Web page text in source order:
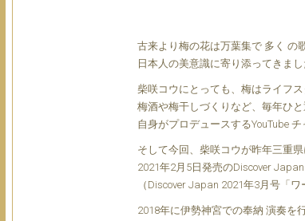
古来より梅の花は万葉集で 多く の
日本人の美意識に寄り添ってきまし
柴咲コウにとっても、梅はライフ
梅酒や梅干しづくりなど、毎年ひ
自身がプロデュースするYouTube
そして今回、柴咲コウが昨年三重
2021年2月5日発売のDiscover
（Discover Japan 2021年3月号「
2018年に伊勢神宮での奉納 演奏を